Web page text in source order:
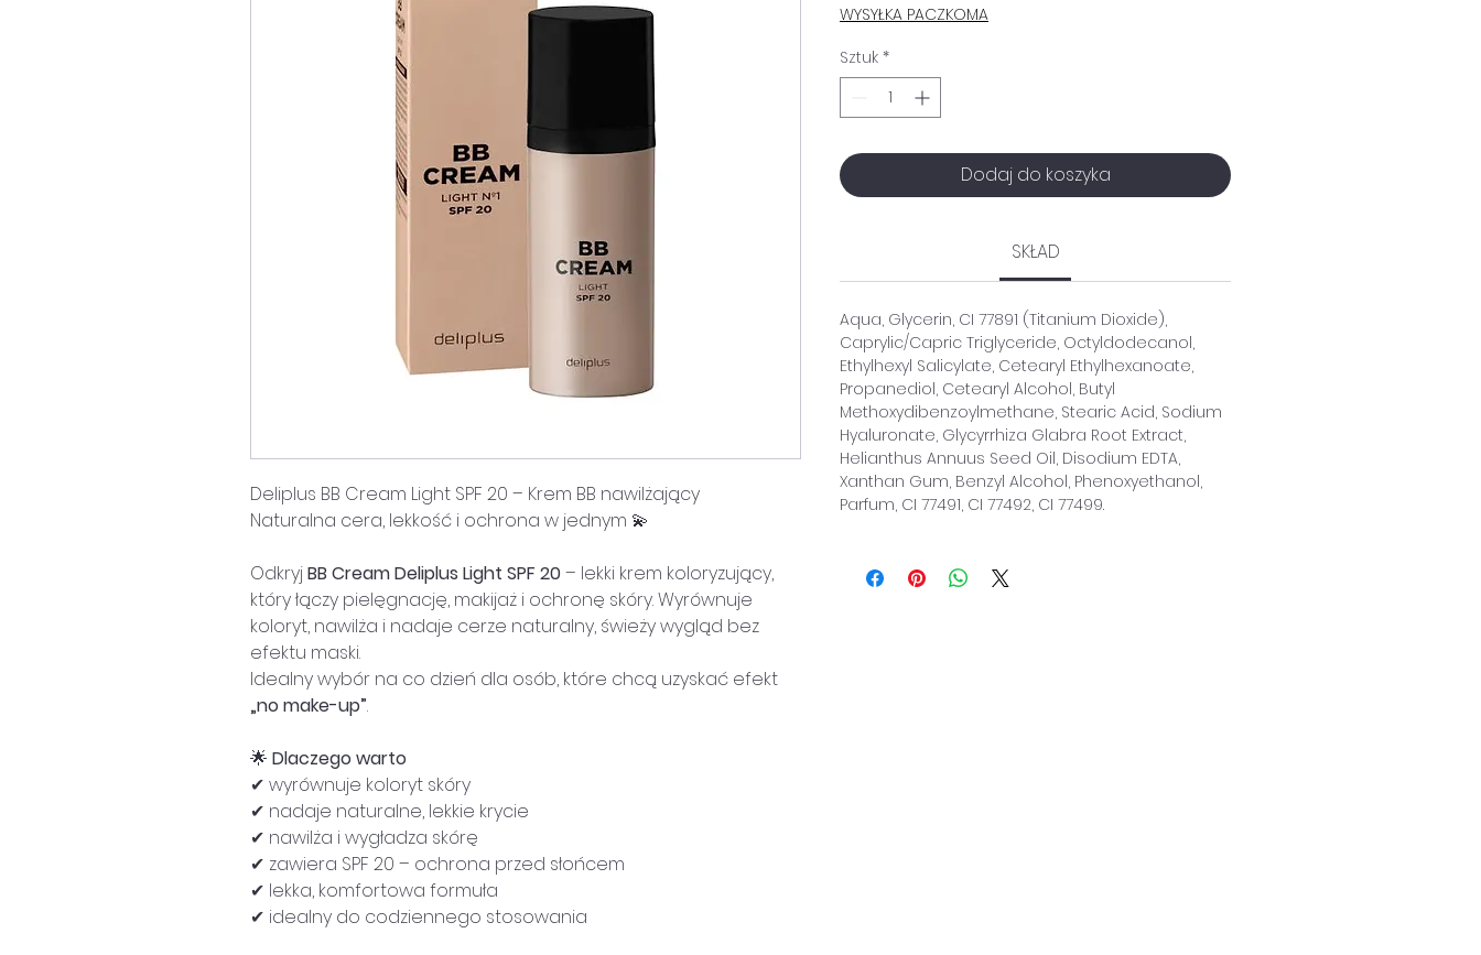
Deliplus BB Cream Light SPF 20 – Krem BB nawilżający
Naturalna cera, lekkość i ochrona w jednym 💫
OdkryjBB Cream Deliplus Light SPF 20– lekki krem koloryzujący,
który łączy pielęgnację, makijaż i ochronę skóry. Wyrównuje
koloryt, nawilża i nadaje cerze naturalny, świeży wygląd bez
efektu maski.
Idealny wybór na co dzień dla osób, które chcą uzyskać efekt
„no make-up”.
🌟 Dlaczego warto
✔ wyrównuje koloryt skóry
✔ nadaje naturalne, lekkie krycie
✔ nawilża i wygładza skórę
✔ zawiera SPF 20 – ochrona przed słońcem
✔ lekka, komfortowa formuła
✔ idealny do codziennego stosowania
WYSYŁKA PACZKOMA
Sztuk *
Dodaj do koszyka
SKŁAD
Aqua, Glycerin, CI 77891 (Titanium Dioxide),
Caprylic/Capric Triglyceride, Octyldodecanol,
Ethylhexyl Salicylate, Cetearyl Ethylhexanoate,
Propanediol, Cetearyl Alcohol, Butyl
Methoxydibenzoylmethane, Stearic Acid, Sodium
Hyaluronate, Glycyrrhiza Glabra Root Extract,
Helianthus Annuus Seed Oil, Disodium EDTA,
Xanthan Gum, Benzyl Alcohol, Phenoxyethanol,
Parfum, CI 77491, CI 77492, CI 77499.